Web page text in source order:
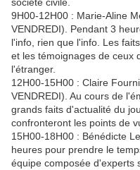
9H00-12H00 : Marie-Aline
VENDREDI). Pendant 3
l'info, rien que l'info. Les
et les témoignages de ceux
l'étranger.
12H00-15H00 : Claire
VENDREDI). Au cours de
grands faits d'actualité du
confronteront les points de
15H00-18H00 : Bénédicte
heures pour prendre le
équipe composée d'experts